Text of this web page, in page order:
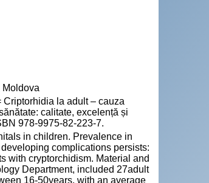
Criptorhidia la adult – cauza
calitate, excelență și
978-9975-82-223-7.
in children. Prevalence in
complications persists:
with cryptorchidism. Material and
Department, included 27adult
16-50years, with an average